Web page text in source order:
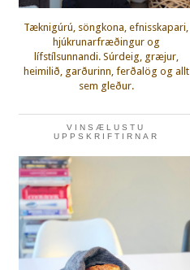
Tæknigúrú, söngkona, efnisskapari,
hjúkrunarfræðingur og
lífstílsunnandi. Súrdeig, græjur,
heimilið, garðurinn, ferðalög og allt
sem gleður.
VINSÆLUSTU
UPPSKRIFTIRNAR